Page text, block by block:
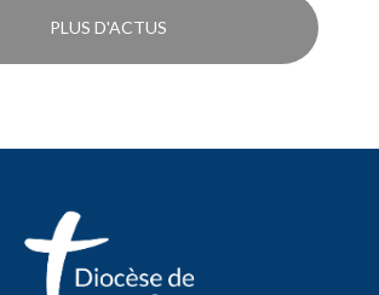
PLUS D'ACTUS